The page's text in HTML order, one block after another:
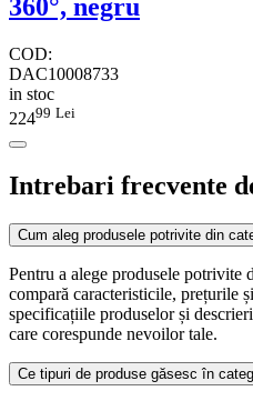
360°, negru
COD:
DAC10008733
in stoc
22499 Lei
Intrebari frecvente
Cum aleg produsele potrivite din
Pentru a alege produsele potrivite
compară caracteristicile, prețurile
specificațiile produselor și
care corespunde nevoilor tale.
Ce tipuri de produse găsesc în